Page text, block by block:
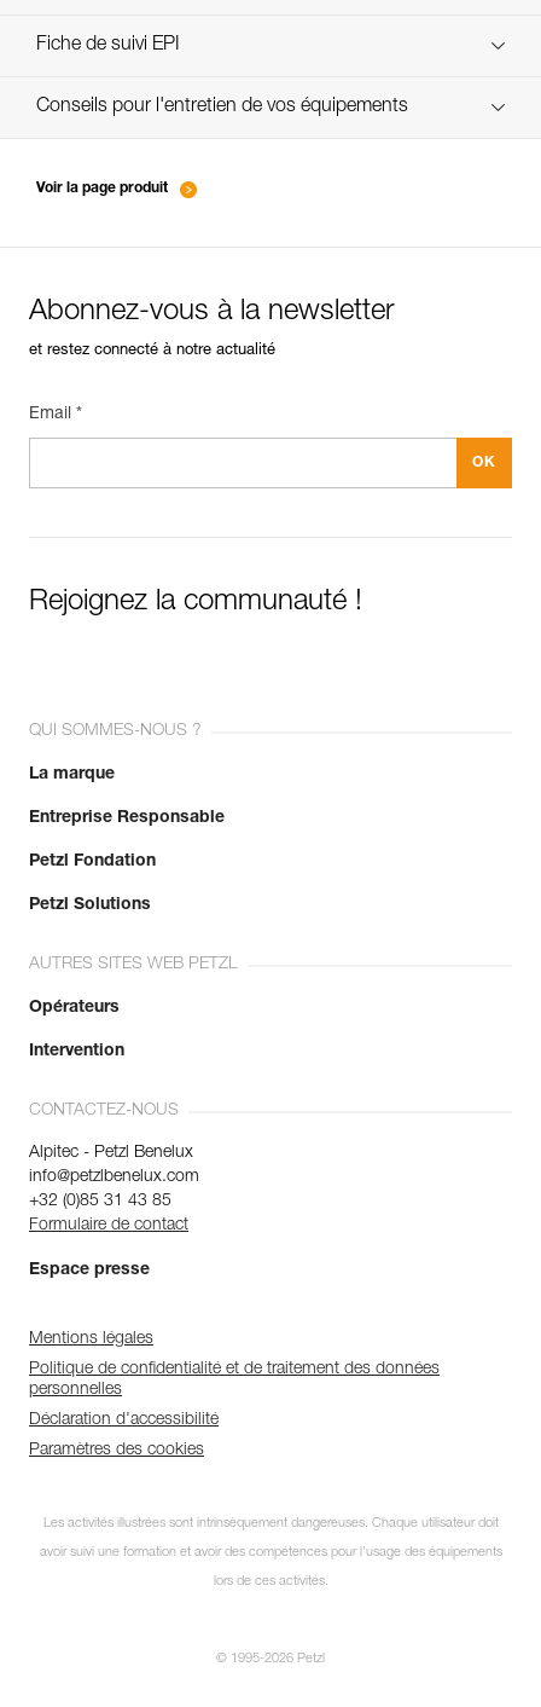
verif-EPI-piolets-procedure-FR
Fiche de suivi EPI
verif-EPI-piolet-suivi-FR
Conseils pour l'entretien de vos équipements
Voir la page produit
Abonnez-vous à la newsletter
et restez connecté à notre actualité
Email *
Rejoignez la communauté !
QUI SOMMES-NOUS ?
La marque
Entreprise Responsable
Petzl Fondation
Petzl Solutions
AUTRES SITES WEB PETZL
Opérateurs
Intervention
CONTACTEZ-NOUS
Alpitec - Petzl Benelux
info@petzlbenelux.com
+32 (0)85 31 43 85
Formulaire de contact
Espace presse
Mentions légales
Politique de confidentialité et de traitement des données
personnelles
Déclaration d'accessibilité
Paramètres des cookies
Les activités illustrées sont intrinsèquement dangereuses. Chaque utilisateur doit
avoir suivi une formation et avoir des compétences pour l’usage des équipements
lors de ces activités.
© 1995-2026 Petzl